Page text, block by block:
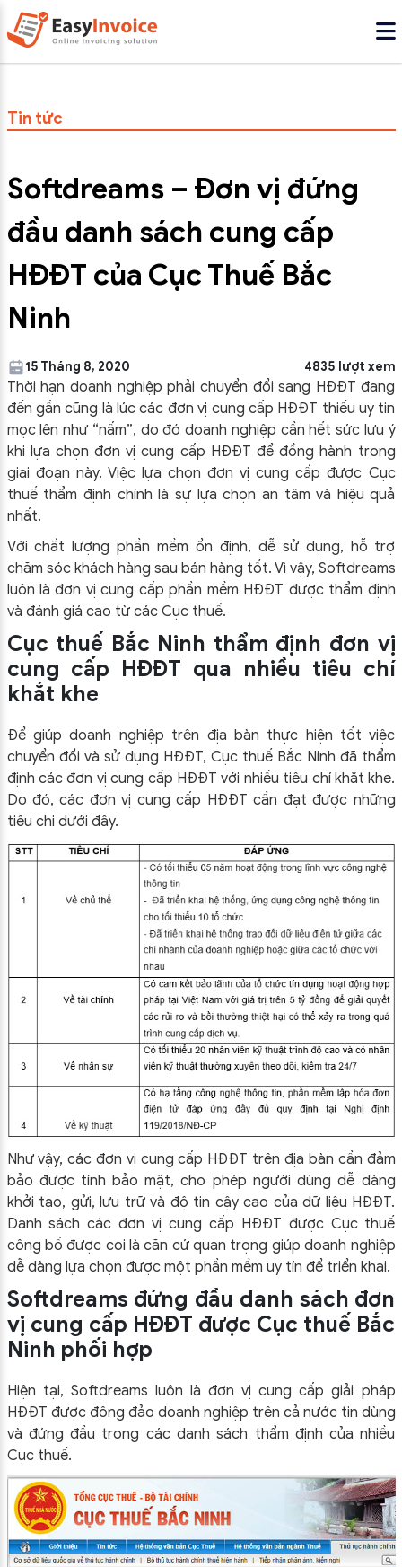
Tin tức
Softdreams – Đơn vị đứng
đầu danh sách cung cấp
HĐĐT của Cục Thuế Bắc
Ninh
15 Tháng 8, 2020 4835 lượt xem
Thời hạn doanh nghiệp phải chuyển đổi sang HĐĐT đang
đến gần cũng là lúc các đơn vị cung cấp HĐĐT thiếu uy tin
mọc lên như “nấm”, do đó doanh nghiệp cần hết sức lưu ý
khi lựa chọn đơn vị cung cấp HĐĐT để đồng hành trong
giai đoạn này. Việc lựa chọn đơn vị cung cấp được Cục
thuế thẩm định chính là sự lựa chọn an tâm và hiệu quả
nhất.
Với chất lượng phần mềm ổn định, dễ sử dụng, hỗ trợ
chăm sóc khách hàng sau bán hàng tốt. Vì vậy, Softdreams
luôn là đơn vị cung cấp phần mềm HĐĐT được thẩm định
và đánh giá cao từ các Cục thuế.
Cục thuế Bắc Ninh thẩm định đơn vị
cung cấp HĐĐT qua nhiều tiêu chí
khắt khe
Để giúp doanh nghiệp trên địa bàn thực hiện tốt việc
chuyển đổi và sử dụng HĐĐT, Cục thuế Bắc Ninh đã thẩm
định các đơn vị cung cấp HĐĐT với nhiều tiêu chí khắt khe.
Do đó, các đơn vị cung cấp HĐĐT cần đạt được những
tiêu chi dưới đây.
Như vậy, các đơn vị cung cấp HĐĐT trên địa bàn cần đảm
bảo được tính bảo mật, cho phép người dùng dễ dàng
khởi tạo, gửi, lưu trữ và độ tin cậy cao của dữ liệu HĐĐT.
Danh sách các đơn vị cung cấp HĐĐT được Cục thuế
công bố được coi là căn cứ quan trọng giúp doanh nghiệp
dễ dàng lựa chọn được một phần mềm uy tín để triển khai.
Softdreams đứng đầu danh sách đơn
vị cung cấp HĐĐT được Cục thuế Bắc
Ninh phối hợp
Hiện tại, Softdreams luôn là đơn vị cung cấp giải pháp
HĐĐT được đông đảo doanh nghiệp trên cả nước tin dùng
và đứng đầu trong các danh sách thẩm định của nhiều
Cục thuế.